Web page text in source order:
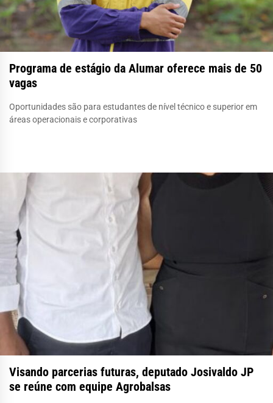
Programa de estágio da Alumar oferece mais de 50
vagas
Oportunidades são para estudantes de nível técnico e superior em
áreas operacionais e corporativas
Visando parcerias futuras, deputado Josivaldo JP
se reúne com equipe Agrobalsas